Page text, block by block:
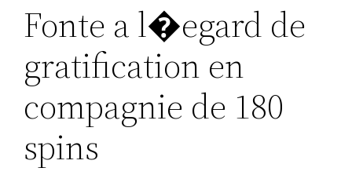
Fonte a l�egard de
gratification en
compagnie de 180
spins